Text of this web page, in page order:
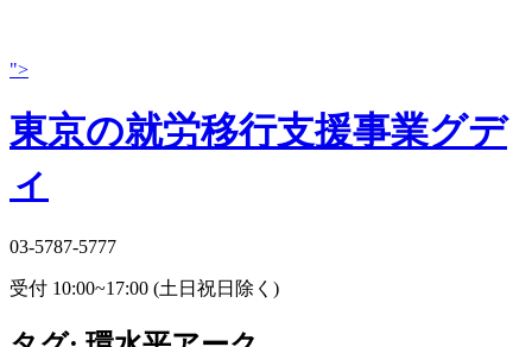
">
東京の就労移行支援事業グデ
ィ
03-5787-5777
受付 10:00~17:00 (土日祝日除く)